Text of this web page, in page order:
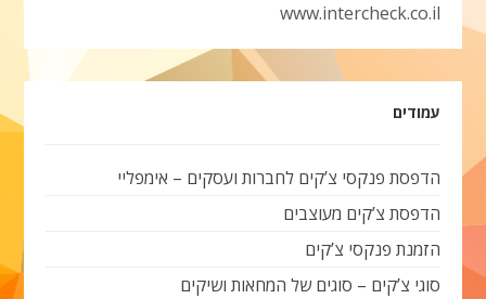
www.intercheck.co.il
עמודים
הדפסת פנקסי צ’קים לחברות ועסקים – אימפליי
הדפסת צ’קים מעוצבים
הזמנת פנקסי צ’קים
סוגי צ’קים – סוגים של המחאות ושיקים